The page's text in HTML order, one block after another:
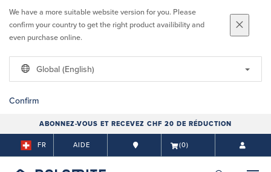
We have a more suitable website version for you. Please
confirm your country to get the right product availibility and
even purchase online.
Global (English)
Confirm
ABONNEZ-VOUS ET RECEVEZ CHF 20 DE RÉDUCTION
FR AIDE (0)